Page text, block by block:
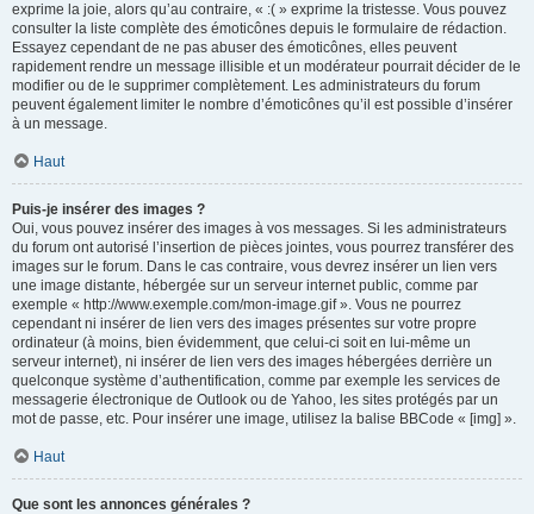
exprime la joie, alors qu’au contraire, « :( » exprime la tristesse. Vous pouvez
consulter la liste complète des émoticônes depuis le formulaire de rédaction.
Essayez cependant de ne pas abuser des émoticônes, elles peuvent
rapidement rendre un message illisible et un modérateur pourrait décider de le
modifier ou de le supprimer complètement. Les administrateurs du forum
peuvent également limiter le nombre d’émoticônes qu’il est possible d’insérer
à un message.
Haut
Puis-je insérer des images ?
Oui, vous pouvez insérer des images à vos messages. Si les administrateurs
du forum ont autorisé l’insertion de pièces jointes, vous pourrez transférer des
images sur le forum. Dans le cas contraire, vous devrez insérer un lien vers
une image distante, hébergée sur un serveur internet public, comme par
exemple « http://www.exemple.com/mon-image.gif ». Vous ne pourrez
cependant ni insérer de lien vers des images présentes sur votre propre
ordinateur (à moins, bien évidemment, que celui-ci soit en lui-même un
serveur internet), ni insérer de lien vers des images hébergées derrière un
quelconque système d’authentification, comme par exemple les services de
messagerie électronique de Outlook ou de Yahoo, les sites protégés par un
mot de passe, etc. Pour insérer une image, utilisez la balise BBCode « [img] ».
Haut
Que sont les annonces générales ?